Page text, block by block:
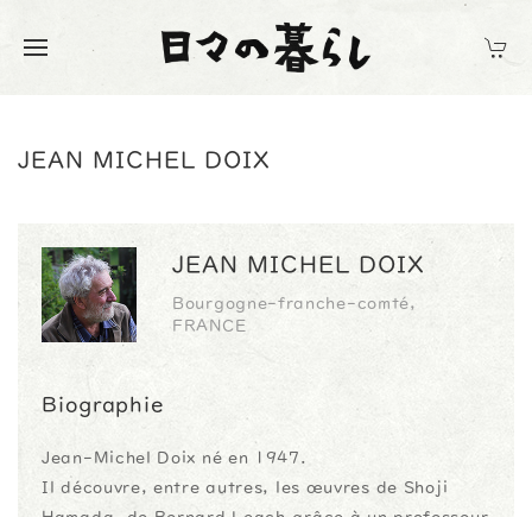
JEAN MICHEL DOIX
JEAN MICHEL DOIX
Bourgogne-franche-comté,
FRANCE
Biographie
Jean-Michel Doix né en 1947.
Il découvre, entre autres, les œuvres de Shoji